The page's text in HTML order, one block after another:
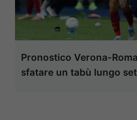
Pronostico Verona-
sfatare un tabù lungo